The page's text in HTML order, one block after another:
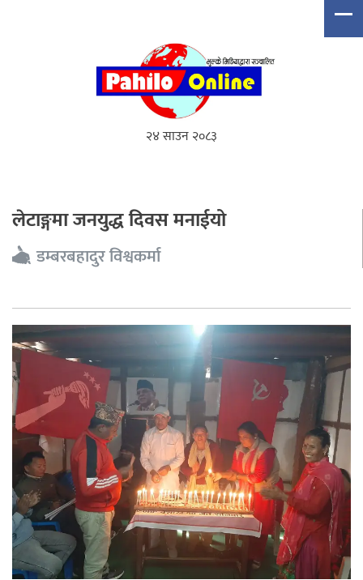
२४ साउन २०८३
लेटाङ्गमा जनयुद्ध दिवस मनाईयो
डम्बरबहादुर विश्वकर्मा